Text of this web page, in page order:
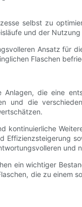
selbst zu
und der
Ansatz für
Flaschen
die eine
und die
ein wichtiger
die zu